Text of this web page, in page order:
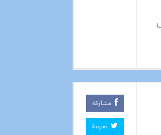
مشاركة
تغريدة